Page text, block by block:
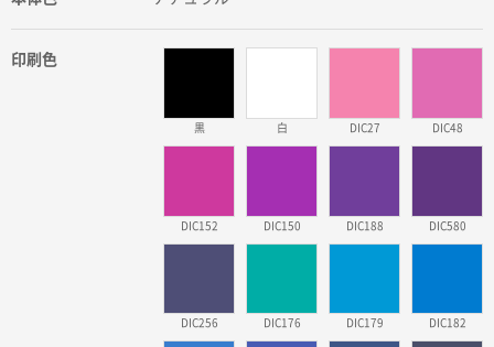
印刷色
黒 白 DIC27 DIC48
DIC152 DIC150 DIC188 DIC580
DIC256 DIC176 DIC179 DIC182